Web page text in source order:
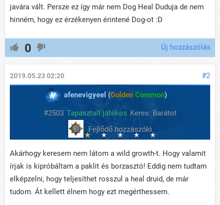
javára vált. Persze ez így már nem Dog Heal Duduja de nem
hinném, hogy ez érzékenyen érintené Dog-ot :D
0 Új hozzászólás
#2
2019.05.23 02:20
afenevigyeel (Golden Common)
#2503 Tapasztalt játékos Keres: Barátot
Akárhogy keresem nem látom a wild growth-t. Hogy valamit
írjak is kipróbáltam a paklit és borzasztó! Eddig nem tudtam
elképzelni, hogy teljesíthet rosszul a heal druid, de már
tudom. Át kellett élnem hogy ezt megérthessem.